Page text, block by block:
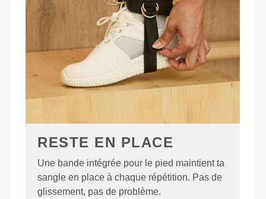
RESTE EN PLACE
Une bande intégrée pour le pied maintient ta
sangle en place à chaque répétition. Pas de
glissement, pas de problème.